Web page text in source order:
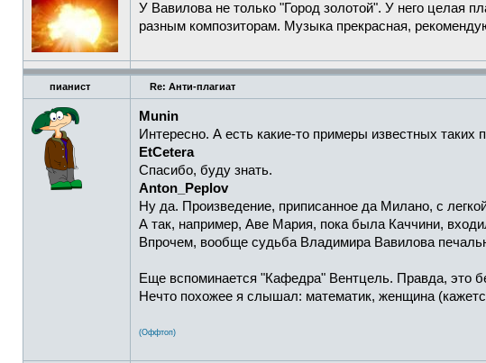
У Вавилова не только "Город золотой". У него целая
разным композиторам. Музыка прекрасная,
пианист Re: Анти-плагиат
Munin
Интересно. А есть какие-то примеры известных таких
EtCetera
Спасибо, буду знать.
Anton_Peplov
Ну да. Произведение, приписанное да Милано, с
А так, например, Аве Мария, пока была Каччини,
Впрочем, вообще судьба Владимира Вавилова
Еще вспоминается "Кафедра" Вентцель. Правда, это
Нечто похожее я слышал: математик, женщина
(Оффтоп)